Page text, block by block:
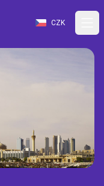
CZK